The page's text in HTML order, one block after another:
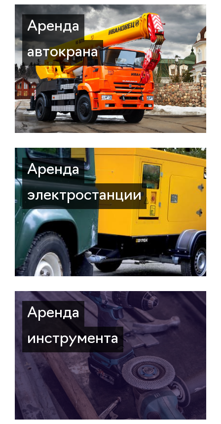
Аренда
автокрана
Аренда
электростанции
Аренда
инструмента